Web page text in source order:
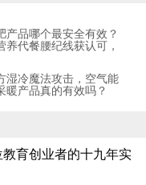
产品哪个最安全有效？
养代餐腰纪线获认可，
湿冷魔法攻击，空气能
暖产品真的有效吗？
教育创业者的十九年实